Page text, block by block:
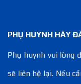
PHỤ HUYNH HÃY
Phụ huynh vui lòng
sẽ liên hệ lại. Nếu